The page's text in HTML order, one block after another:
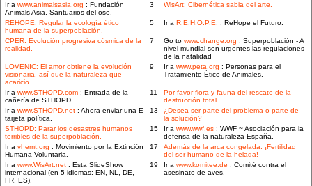
Ir a www.animalsasia.org : Fundación
Animals Asia, Santuarios del oso.
3 WisArt: Cibernética sabia del arte.
REHOPE: Regular la ecología ético
humana de la superpoblación.
5 Ir a R.E.H.O.P.E. : ReHope el Futuro.
CPER: Evolución progresiva cósmica de la
realidad.
7 Go to www.change.org : Superpoblación - A
nivel mundial son urgentes las regulaciones
de la natalidad
LOVENIC: El amor obtiene la evolución
visionaria, así que la naturaleza que
acaricio.
9 Ir a www.peta.org : Personas para el
Tratamiento Ético de Animales.
Ir a www.STHOPD.com : Entrada de la
cañería de STHOPD.
11
Por favor flora y fauna del rescate de la
destrucción total.
Ir a www.STHOPD.net : Ahora enviar una E-
tarjeta política.
13
¿Desea ser parte del problema o parte de
la solución?
STHOPD: Parar los desastres humanos
terribles de la superpoblación.
15 Ir a www.wwf.es : WWF ~ Asociación para la
defensa de la naturaleza España.
Ir a vhemt.org : Movimiento por la Extinción
Humana Voluntaria.
17
Además de la arca congelada: ¡Fertilidad
del ser humano de la helada!
Ir a www.WisArt.net : Esta SlideShow
internacional (en 5 idiomas: EN, NL, DE,
FR, ES).
19 Ir a www.komitee.de : Comité contra el
asesinato de aves.